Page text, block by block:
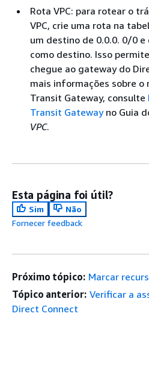
Rota VPC: para rotear o
VPC, crie uma rota na
um destino de 0.0.0. 0/0
como destino. Isso
chegue ao gateway do
mais informações sobre o
Transit Gateway, consulte
Transit Gatewayno Guia
VPC.
Esta página foi útil?
Sim
Não
Fornecer feedback
Próximo tópico: Marcar
Tópico anterior: Verificar a
Direct Connect